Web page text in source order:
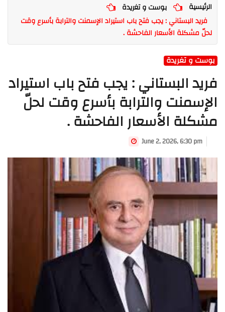
الرئيسية
بوست و تغريدة
فريد البستاني : يجب فتح باب استيراد الإسمنت والترابة بأسرع وقت
لحلّ مشكلة الأسعار الفاحشة .
بوست و تغريدة
فريد البستاني : يجب فتح باب استيراد
الإسمنت والترابة بأسرع وقت لحلّ
مشكلة الأسعار الفاحشة .
June 2, 2026, 6:30 pm